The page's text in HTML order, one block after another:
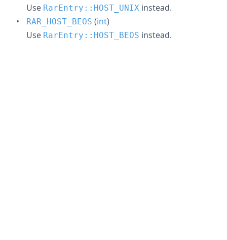
Use RarEntry::HOST_UNIX instead.
RAR_HOST_BEOS (int)
Use RarEntry::HOST_BEOS instead.